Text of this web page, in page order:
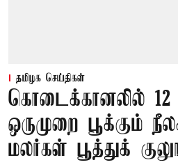
தமிழக செய்திகள்
கொடைக்கானலில்
ஒருமுறை பூக்கும்
மலர்கள் பூத்துக்